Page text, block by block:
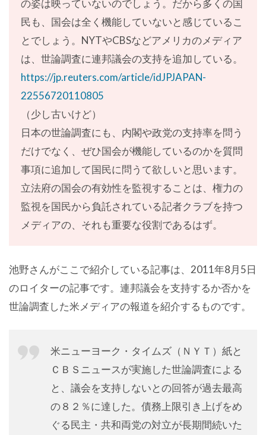
の姿は映っていないのでしょう。だから多くの国
民も、国会は全く機能していないと感じているこ
とでしょう。NYTやCBSなどアメリカのメディア
は、世論調査に連邦議会の支持を追加している。
https://jp.reuters.com/article/idJPJAPAN-
22556720110805
（少し古いけど）
日本の世論調査にも、内閣や政党の支持率を問う
だけでなく、ぜひ国会が機能しているのかを質問
事項に追加して国民に問うて欲しいと思います。
立法府の国会の有効性を監視することは、権力の
監視を国民から負託されている記者クラブを持つ
メディアの、それも重要な役割であるはず。
池野さんがここで紹介している記事は、2011年8月5日
のロイターの記事です。連邦議会を支持するか否かを
世論調査した米メディアの報道を紹介するものです。
米ニューヨーク・タイムズ（ＮＹＴ）紙と
ＣＢＳニュースが実施した世論調査による
と、議会を支持しないとの回答が過去最高
の８２％に達した。債務上限引き上げをめ
ぐる民主・共和両党の対立が長期間続いた